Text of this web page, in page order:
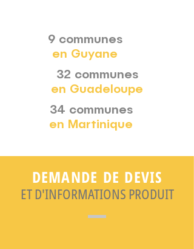
9 communes
en Guyane
32 communes
en Guadeloupe
34 communes
en Martinique
DEMANDE DE DEVIS
ET D'INFORMATIONS PRODUIT